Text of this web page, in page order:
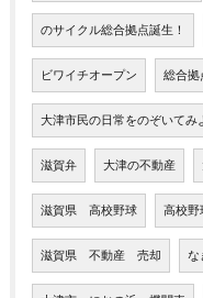
のサイクル総合拠点誕生！
ビワイチオープン 総合拠
大津市民の日常をのぞいてみ
滋賀弁 大津の不動産
滋賀県 高校野球 高校
滋賀県 不動産 売却 な